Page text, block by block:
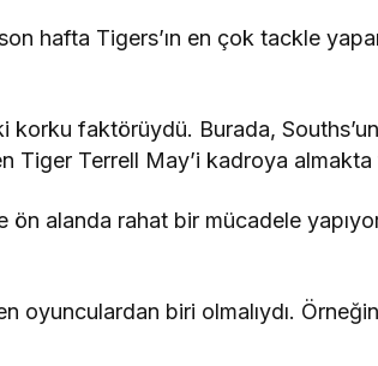
hafta Tigers’ın en çok tackle
korku faktörüydü. Burada,
Tiger Terrell May’i kadroya
alanda rahat bir mücadele
oyunculardan biri olmalıydı.